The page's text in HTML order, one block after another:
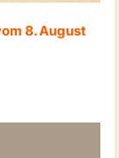
8. August